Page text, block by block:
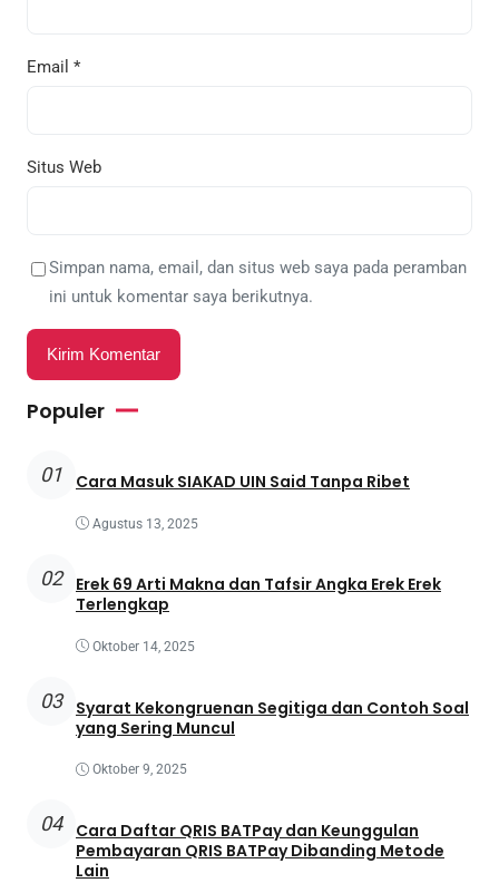
Email *
Situs Web
Simpan nama, email, dan situs web saya pada peramban
ini untuk komentar saya berikutnya.
Populer
01 Cara Masuk SIAKAD UIN Said Tanpa Ribet
Agustus 13, 2025
02
Erek 69 Arti Makna dan Tafsir Angka Erek Erek
Terlengkap
Oktober 14, 2025
03
Syarat Kekongruenan Segitiga dan Contoh Soal
yang Sering Muncul
Oktober 9, 2025
04
Cara Daftar QRIS BATPay dan Keunggulan
Pembayaran QRIS BATPay Dibanding Metode
Lain